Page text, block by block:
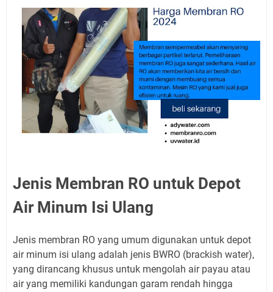
Jenis Membran RO untuk Depot
Air Minum Isi Ulang
Jenis membran RO yang umum digunakan untuk depot
air minum isi ulang adalah jenis BWRO (brackish water),
yang dirancang khusus untuk mengolah air payau atau
air yang memiliki kandungan garam rendah hingga